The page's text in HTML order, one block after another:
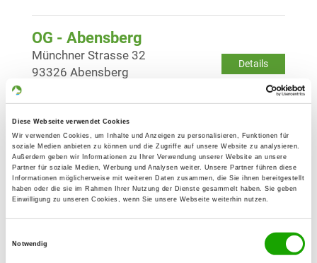
Diese Webseite verwendet Cookies
Wir verwenden Cookies, um Inhalte und Anzeigen zu personalisieren, Funktionen für
soziale Medien anbieten zu können und die Zugriffe auf unsere Website zu analysieren.
Außerdem geben wir Informationen zu Ihrer Verwendung unserer Website an unsere
Partner für soziale Medien, Werbung und Analysen weiter. Unsere Partner führen diese
Informationen möglicherweise mit weiteren Daten zusammen, die Sie ihnen bereitgestellt
haben oder die sie im Rahmen Ihrer Nutzung der Dienste gesammelt haben. Sie geben
Einwilligung zu unseren Cookies, wenn Sie unsere Webseite weiterhin nutzen.
Notwendig
OG - Abensberg
Details
Münchner Strasse 32
93326 Abensberg
OG - Bad Abbach
Details
Stinkelbrunn-Str. 31
93077 Bad Abbach
OG - Ingolstadt-Mailing e.V.
Details